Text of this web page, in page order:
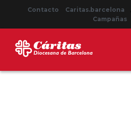
Contacto Caritas.barcelona
Campañas